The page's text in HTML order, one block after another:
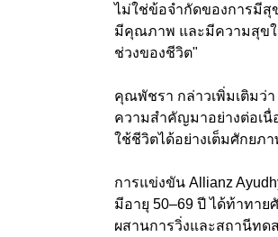
ไม่ใช่ข้อจำกัดของการมีสุ
มีคุณภาพ และมีความสุขใ
ช่วงของชีวิต"
คุณพัชรา กล่าวเพิ่มเติมว่
ความสำคัญมาอย่างต่อเนื่
ใช้ชีวิตได้อย่างเต็มศักยภ
การแข่งขัน Allianz
มีอายุ 50–69 ปี ได้ท้าทาย
ผสานการวิ่งและสถานีทด